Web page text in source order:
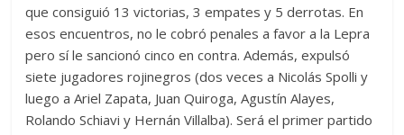
que consiguió 13 victorias, 3 empates y 5 derrotas. En
esos encuentros, no le cobró penales a favor a la Lepra
pero sí le sancionó cinco en contra. Además, expulsó
siete jugadores rojinegros (dos veces a Nicolás Spolli y
luego a Ariel Zapata, Juan Quiroga, Agustín Alayes,
Rolando Schiavi y Hernán Villalba). Será el primer partido